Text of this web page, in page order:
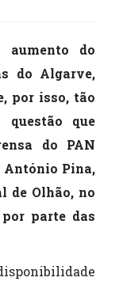
aumento do
do Algarve,
por isso, tão
que
do PAN
António Pina,
de Olhão, no
parte das